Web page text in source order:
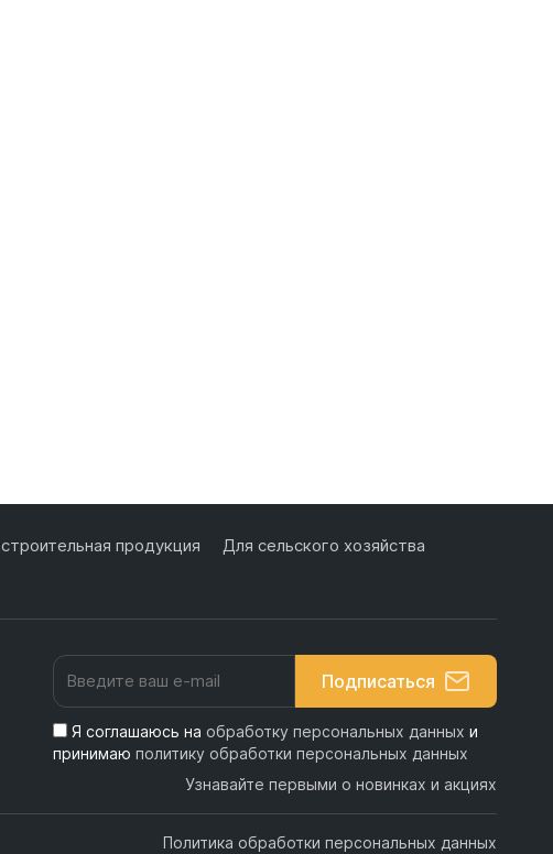
продукция
Для сельского хозяйства
Подписаться
Я соглашаюсь на обработку персональных данных и
принимаю политику обработки персональных данных
Узнавайте первыми о новинках и акциях
Политика обработки персональных данных